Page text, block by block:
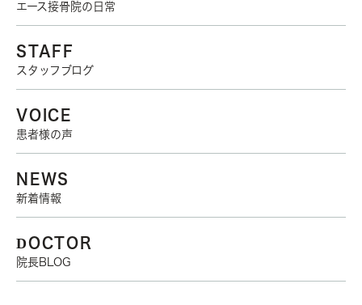
エース接骨院の日常
STAFF
スタッフブログ
VOICE
患者様の声
NEWS
新着情報
DOCTOR
院長BLOG